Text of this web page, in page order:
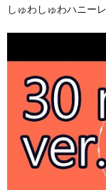
しゅわしゅわハニー